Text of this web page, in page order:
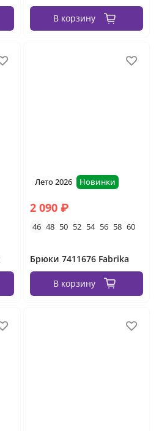
В корзину
Лето 2026 Новинки
2 090 ₽
46 48 50 52 54 56 58 60
Брюки 7411676 Fabrika
В корзину